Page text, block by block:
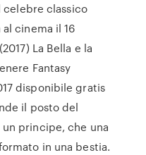
classico
cinema il 16
La Bella e la
Fantasy
disponibile gratis
il posto del
principe, che una
in una bestia.